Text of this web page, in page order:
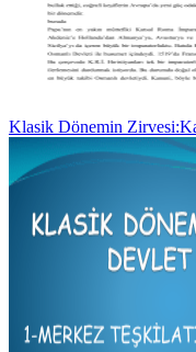
Klasik Dönemin